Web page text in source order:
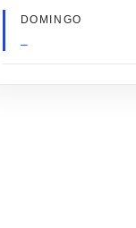
DOMINGO
–